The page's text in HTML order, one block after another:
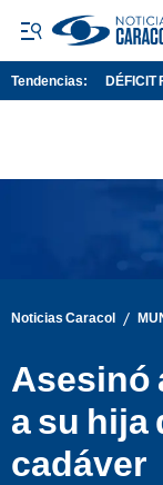
Tendencias: DÉFICIT
Noticias Caracol /
Asesinó
a su hija
cadáver